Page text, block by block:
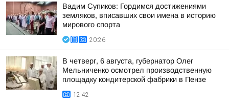
Вадим Супиков: Гордимся достижениями
земляков, вписавших свои имена в историю
мирового спорта
20:26
В четверг, 6 августа, губернатор Олег
Мельниченко осмотрел производственную
площадку кондитерской фабрики в Пензе
12:42